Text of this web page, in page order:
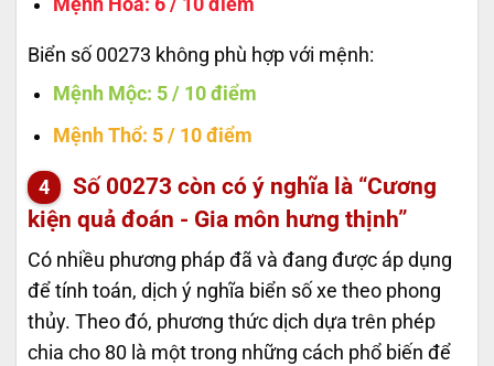
Biển số 00273 không phù hợp với mệnh:
Mệnh Mộc: 5 / 10 điểm
Mệnh Thổ: 5 / 10 điểm
Số 00273 còn có ý nghĩa là “Cương
kiện quả đoán - Gia môn hưng thịnh”
Có nhiều phương pháp đã và đang được áp dụng
để tính toán, dịch ý nghĩa biển số xe theo phong
thủy. Theo đó, phương thức dịch dựa trên phép
chia cho 80 là một trong những cách phổ biến để